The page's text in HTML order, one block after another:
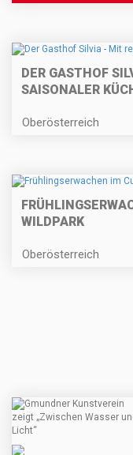
DER GASTHOF
SAISONALER
Oberösterreich
WILDPARK
Oberösterreich